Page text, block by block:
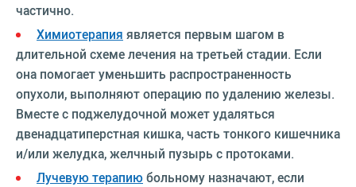
частично.
Химиотерапия является первым шагом в
длительной схеме лечения на третьей стадии. Если
она помогает уменьшить распространенность
опухоли, выполняют операцию по удалению железы.
Вместе с поджелудочной может удаляться
двенадцатиперстная кишка, часть тонкого кишечника
и/или желудка, желчный пузырь с протоками.
Лучевую терапиюбольному назначают, если